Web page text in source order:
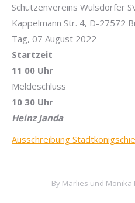
Schützenvereins Wulsdorfer
Kappelmann Str. 4, D-27572
Tag, 07 August 2022
Startzeit
11 00 Uhr
Meldeschluss
10 30 Uhr
Heinz Janda
Ausschreibung
By Marlies und Monika